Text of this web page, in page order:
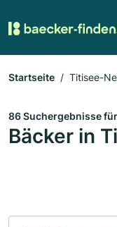
Startseite Titisee-
86 Suchergebnisse für
Bäcker in